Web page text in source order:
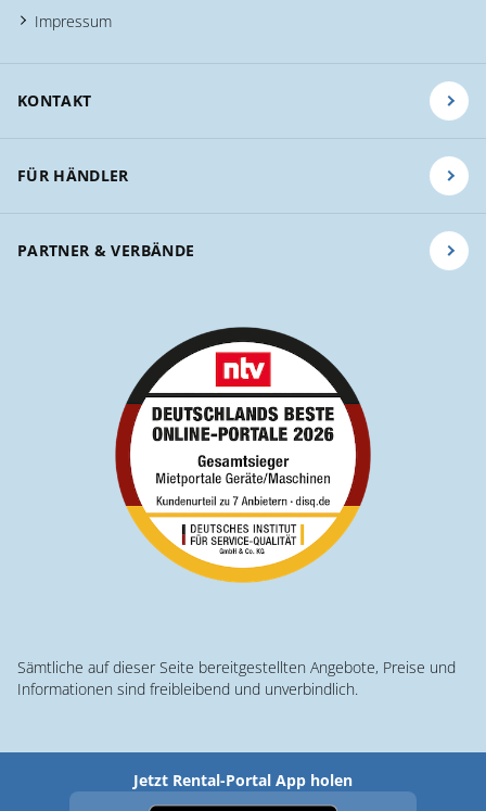
Impressum
KONTAKT
FÜR HÄNDLER
PARTNER & VERBÄNDE
Sämtliche auf dieser Seite bereitgestellten Angebote, Preise und
Informationen sind freibleibend und unverbindlich.
Jetzt Rental-Portal App holen